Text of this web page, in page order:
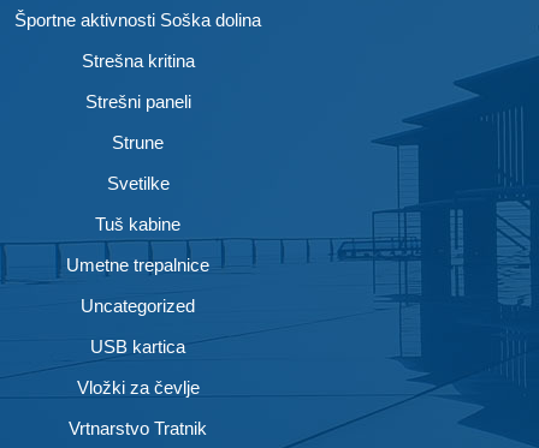
Športne aktivnosti Soška dolina
Strešna kritina
Strešni paneli
Strune
Svetilke
Tuš kabine
Umetne trepalnice
Uncategorized
USB kartica
Vložki za čevlje
Vrtnarstvo Tratnik